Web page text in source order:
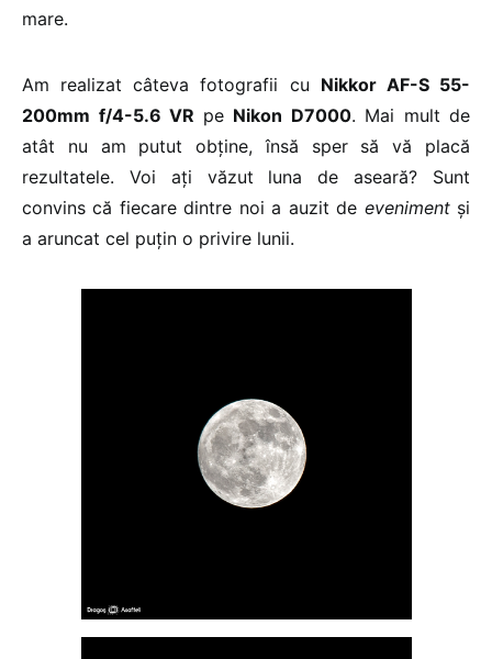
mare.
Am realizat câteva fotografii cu Nikkor AF-S 55-
200mm f/4-5.6 VR pe Nikon D7000. Mai mult de
atât nu am putut obține, însă sper să vă placă
rezultatele. Voi ați văzut luna de aseară? Sunt
convins că fiecare dintre noi a auzit de eveniment și
a aruncat cel puțin o privire lunii.